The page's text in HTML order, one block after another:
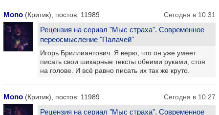
Mono (Критик), постов: 11989 Сегодня в 10:31
Рецензия на сериал "Мыс страха". Современное
переосмысление "Палачей"
Игорь Бриллиантович. Я верю, что он уже умеет
писать свои шикарные тексты обеими руками, стоя
на голове. И всё равно писать их так же круто.
Mono (Критик), постов: 11989 Сегодня в 10:27
Рецензия на сериал "Мыс страха". Современное